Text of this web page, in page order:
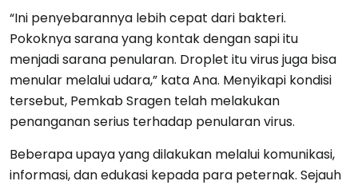
“Ini penyebarannya lebih cepat dari bakteri.
Pokoknya sarana yang kontak dengan sapi itu
menjadi sarana penularan. Droplet itu virus juga bisa
menular melalui udara,” kata Ana. Menyikapi kondisi
tersebut, Pemkab Sragen telah melakukan
penanganan serius terhadap penularan virus.
Beberapa upaya yang dilakukan melalui komunikasi,
informasi, dan edukasi kepada para peternak. Sejauh